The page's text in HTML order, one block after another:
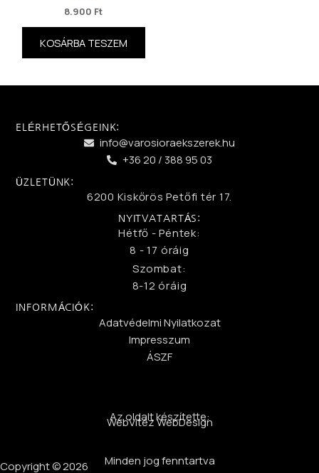
8.900 Ft
KOSÁRBA TESZEM
ELÉRHETŐSÉGEINK:
info@varosioraekszerek.hu
+36 20 / 388 95 03
ÜZLETÜNK:
6200 Kiskőrös Petőfi tér 17.
NYITVATARTÁS:
Hétfő - Péntek:
8 - 17 óráig
Szombat:
8-12 óráig
INFORMÁCIÓK:
Adatvédelmi Nyilatkozat
Impresszum
ÁSZF
Az oldalt készítette:
WebVitéz WebDesign
Minden jog fenntartva
Copyright © 2026